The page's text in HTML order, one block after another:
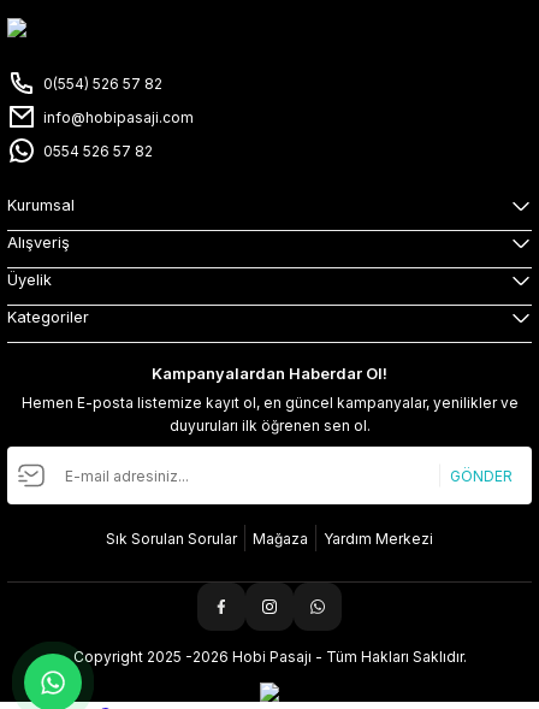
0(554) 526 57 82
info@hobipasaji.com
0554 526 57 82
Kurumsal
Alışveriş
Üyelik
Kategoriler
Kampanyalardan Haberdar Ol!
Hemen E-posta listemize kayıt ol, en güncel kampanyalar, yenilikler ve
duyuruları ilk öğrenen sen ol.
GÖNDER
Sık Sorulan Sorular Mağaza Yardım Merkezi
Copyright 2025 -2026 Hobi Pasajı - Tüm Hakları Saklıdır.